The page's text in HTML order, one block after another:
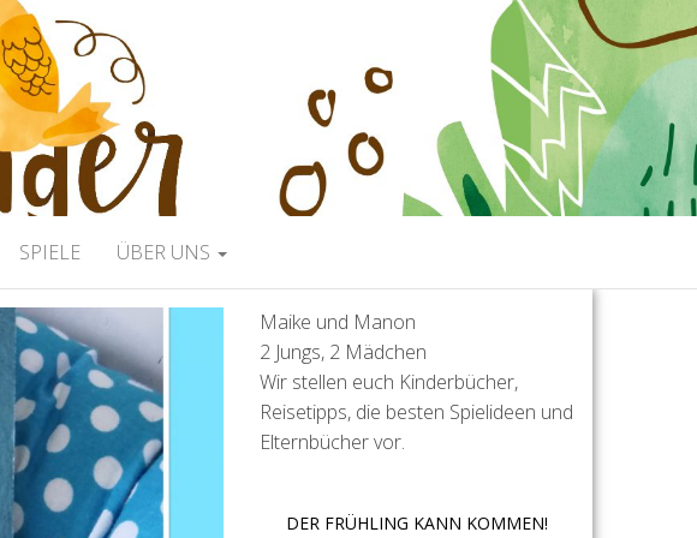
SPIELE ÜBER UNS
Maike und Manon
2 Jungs, 2 Mädchen
Wir stellen euch Kinderbücher,
Reisetipps, die besten Spielideen und
Elternbücher vor.
DER FRÜHLING KANN KOMMEN!